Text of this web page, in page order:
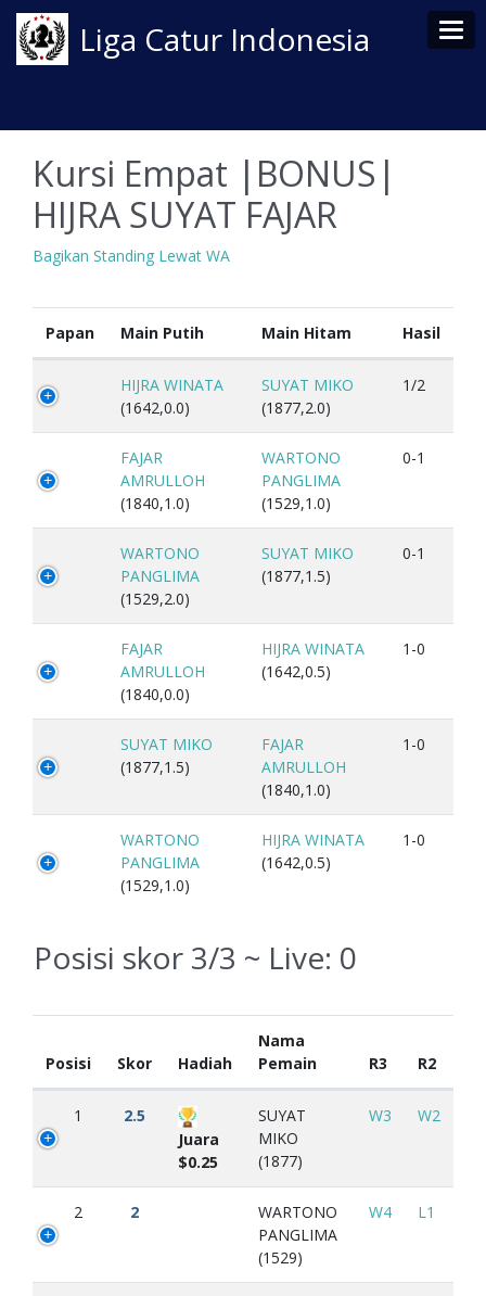
Liga Catur Indonesia
Kursi Empat |BONUS|
HIJRA SUYAT FAJAR
Bagikan Standing Lewat WA
Papan Main Putih Main Hitam Hasil
HIJRA WINATA
(1642,0.0)
SUYAT MIKO
(1877,2.0)
1/2
FAJAR
AMRULLOH
(1840,1.0)
WARTONO
PANGLIMA
(1529,1.0)
0-1
WARTONO
PANGLIMA
(1529,2.0)
SUYAT MIKO
(1877,1.5)
0-1
FAJAR
AMRULLOH
(1840,0.0)
HIJRA WINATA
(1642,0.5)
1-0
SUYAT MIKO
(1877,1.5)
FAJAR
AMRULLOH
(1840,1.0)
1-0
WARTONO
PANGLIMA
(1529,1.0)
HIJRA WINATA
(1642,0.5)
1-0
Posisi skor 3/3 ~ Live: 0
Posisi Skor Hadiah
Nama
Pemain
R3 R2
1
2.5
Juara
$0.25
SUYAT
MIKO
(1877)
W3 W2
2 2
WARTONO
PANGLIMA
(1529)
W4 L1